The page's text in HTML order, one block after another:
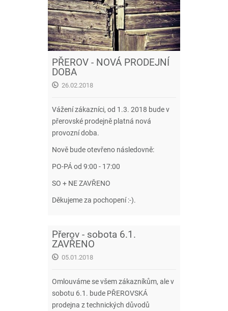
PŘEROV - NOVÁ PRODEJNÍ
DOBA
26.02.2018
Vážení zákazníci, od 1.3. 2018 bude v
přerovské prodejně platná nová
provozní doba.
Nově bude otevřeno následovně:
PO-PÁ od 9:00 - 17:00
SO + NE ZAVŘENO
Děkujeme za pochopení :-).
Přerov - sobota 6.1.
ZAVŘENO
05.01.2018
Omlouváme se všem zákazníkům, ale v
sobotu 6.1. bude PŘEROVSKÁ
prodejna z technických důvodů